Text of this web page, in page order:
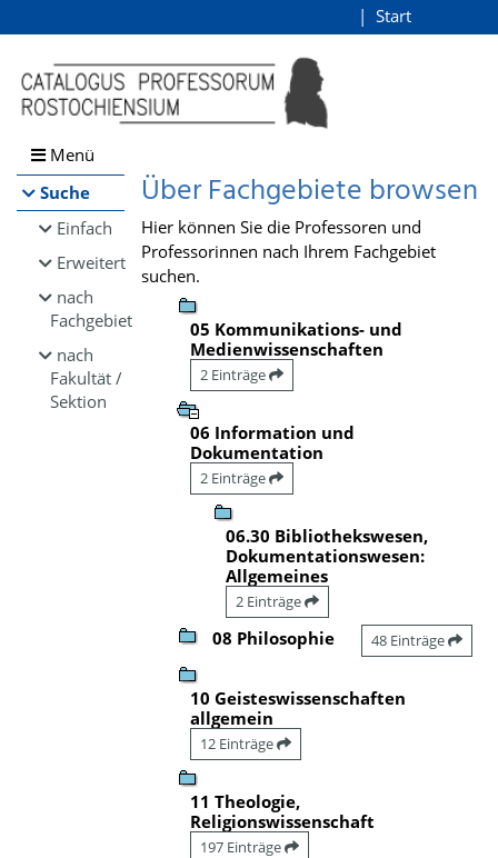
Browsen
direkt zum Inhalt
Start
Menü
Suche
Einfach
Erweitert
nach
Fachgebiet
nach
Fakultät /
Sektion
Über Fachgebiete browsen
Hier können Sie die Professoren und
Professorinnen nach Ihrem Fachgebiet
suchen.
05 Kommunikations- und
Medienwissenschaften
2 Einträge
06 Information und
Dokumentation
2 Einträge
06.30 Bibliothekswesen,
Dokumentationswesen:
Allgemeines
2 Einträge
08 Philosophie 48 Einträge
10 Geisteswissenschaften
allgemein
12 Einträge
11 Theologie,
Religionswissenschaft
197 Einträge